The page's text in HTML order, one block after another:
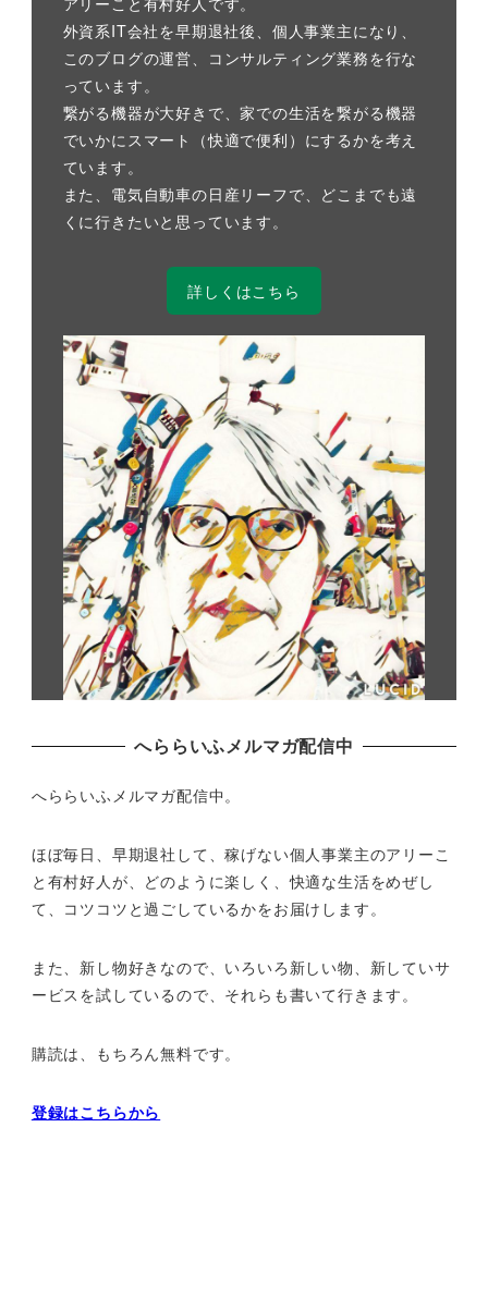
外資系IT会社を早期退社後、個人事業主になり、
このブログの運営、コンサルティング業務を行な
っています。
繋がる機器が大好きで、家での生活を繋がる機器
でいかにスマート（快適で便利）にするかを考え
ています。
また、電気自動車の日産リーフで、どこまでも遠
くに行きたいと思っています。
詳しくはこちら
へららいふメルマガ配信中
へららいふメルマガ配信中。
ほぼ毎日、早期退社して、稼げない個人事業主のアリーこ
と有村好人が、どのように楽しく、快適な生活をめぜし
て、 コツコツと過ごしているかをお届けします。
また、新し物好きなので、いろいろ新しい物、 新していサ
ービスを試しているので、それらも書いて行きます。
購読は、もちろん無料です。
登録はこちらから